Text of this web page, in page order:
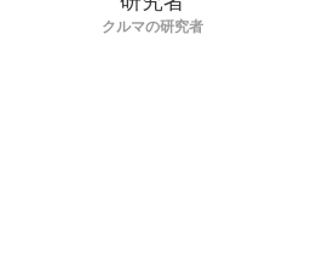
クルマの研究者